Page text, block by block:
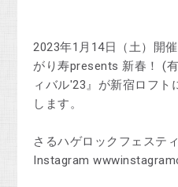
2023年1月14日（土）開
がり寿presents 新春！ (
ィバル'23』が新宿ロフト
します。
さるハゲロックフェステ
Instagram